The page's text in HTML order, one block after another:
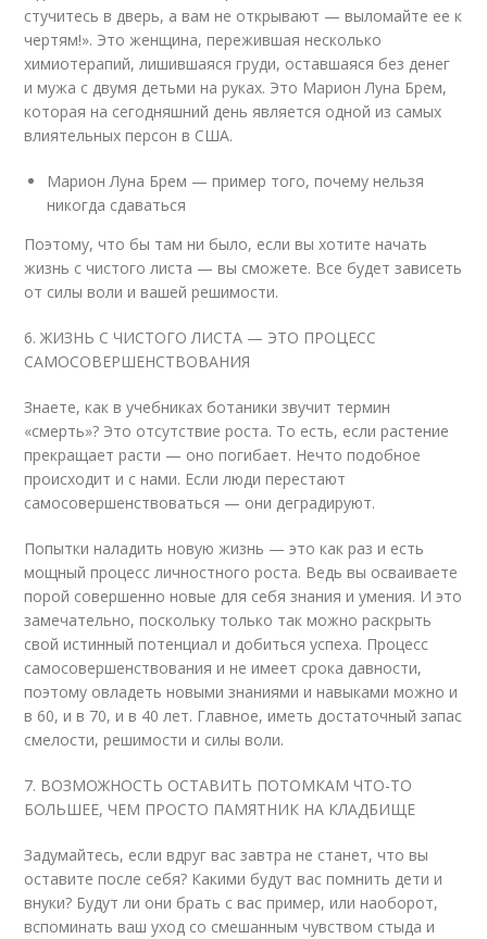
стучитесь в дверь, а вам не открывают — выломайте ее к
чертям!». Это женщина, пережившая несколько
химиотерапий, лишившаяся груди, оставшаяся без денег
и мужа с двумя детьми на руках. Это Марион Луна Брем,
которая на сегодняшний день является одной из самых
влиятельных персон в США.
Марион Луна Брем — пример того, почему нельзя
никогда сдаваться
Поэтому, что бы там ни было, если вы хотите начать
жизнь с чистого листа — вы сможете. Все будет зависеть
от силы воли и вашей решимости.
6. ЖИЗНЬ С ЧИСТОГО ЛИСТА — ЭТО ПРОЦЕСС
САМОСОВЕРШЕНСТВОВАНИЯ
Знаете, как в учебниках ботаники звучит термин
«смерть»? Это отсутствие роста. То есть, если растение
прекращает расти — оно погибает. Нечто подобное
происходит и с нами. Если люди перестают
самосовершенствоваться — они деградируют.
Попытки наладить новую жизнь — это как раз и есть
мощный процесс личностного роста. Ведь вы осваиваете
порой совершенно новые для себя знания и умения. И это
замечательно, поскольку только так можно раскрыть
свой истинный потенциал и добиться успеха. Процесс
самосовершенствования и не имеет срока давности,
поэтому овладеть новыми знаниями и навыками можно и
в 60, и в 70, и в 40 лет. Главное, иметь достаточный запас
смелости, решимости и силы воли.
7. ВОЗМОЖНОСТЬ ОСТАВИТЬ ПОТОМКАМ ЧТО-ТО
БОЛЬШЕЕ, ЧЕМ ПРОСТО ПАМЯТНИК НА КЛАДБИЩЕ
Задумайтесь, если вдруг вас завтра не станет, что вы
оставите после себя? Какими будут вас помнить дети и
внуки? Будут ли они брать с вас пример, или наоборот,
вспоминать ваш уход со смешанным чувством стыда и